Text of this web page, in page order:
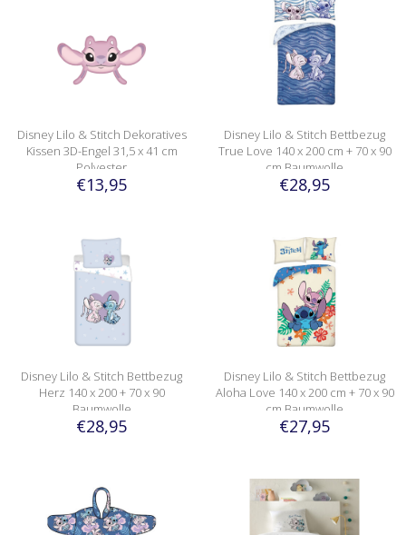
Disney Lilo & Stitch Dekoratives
Kissen 3D-Engel 31,5 x 41 cm
Polyester
€13,95
Disney Lilo & Stitch Bettbezug
True Love 140 x 200 cm + 70 x 90
cm Baumwolle
€28,95
Disney Lilo & Stitch Bettbezug
Herz 140 x 200 + 70 x 90
Baumwolle
€28,95
Disney Lilo & Stitch Bettbezug
Aloha Love 140 x 200 cm + 70 x 90
cm Baumwolle
€27,95